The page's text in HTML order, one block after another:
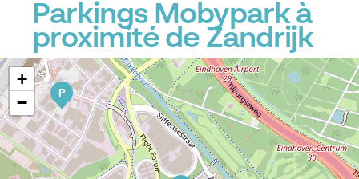
Parkings Mobypark à
proximité de Zandrijk
P
+
−